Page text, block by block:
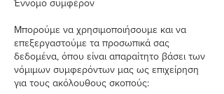
Έννομο συμφέρον
Μπορούμε να χρησιμοποιήσουμε και να
επεξεργαστούμε τα προσωπικά σας
δεδομένα, όπου είναι απαραίτητο βάσει των
νόμιμων συμφερόντων μας ως επιχείρηση
για τους ακόλουθους σκοπούς: